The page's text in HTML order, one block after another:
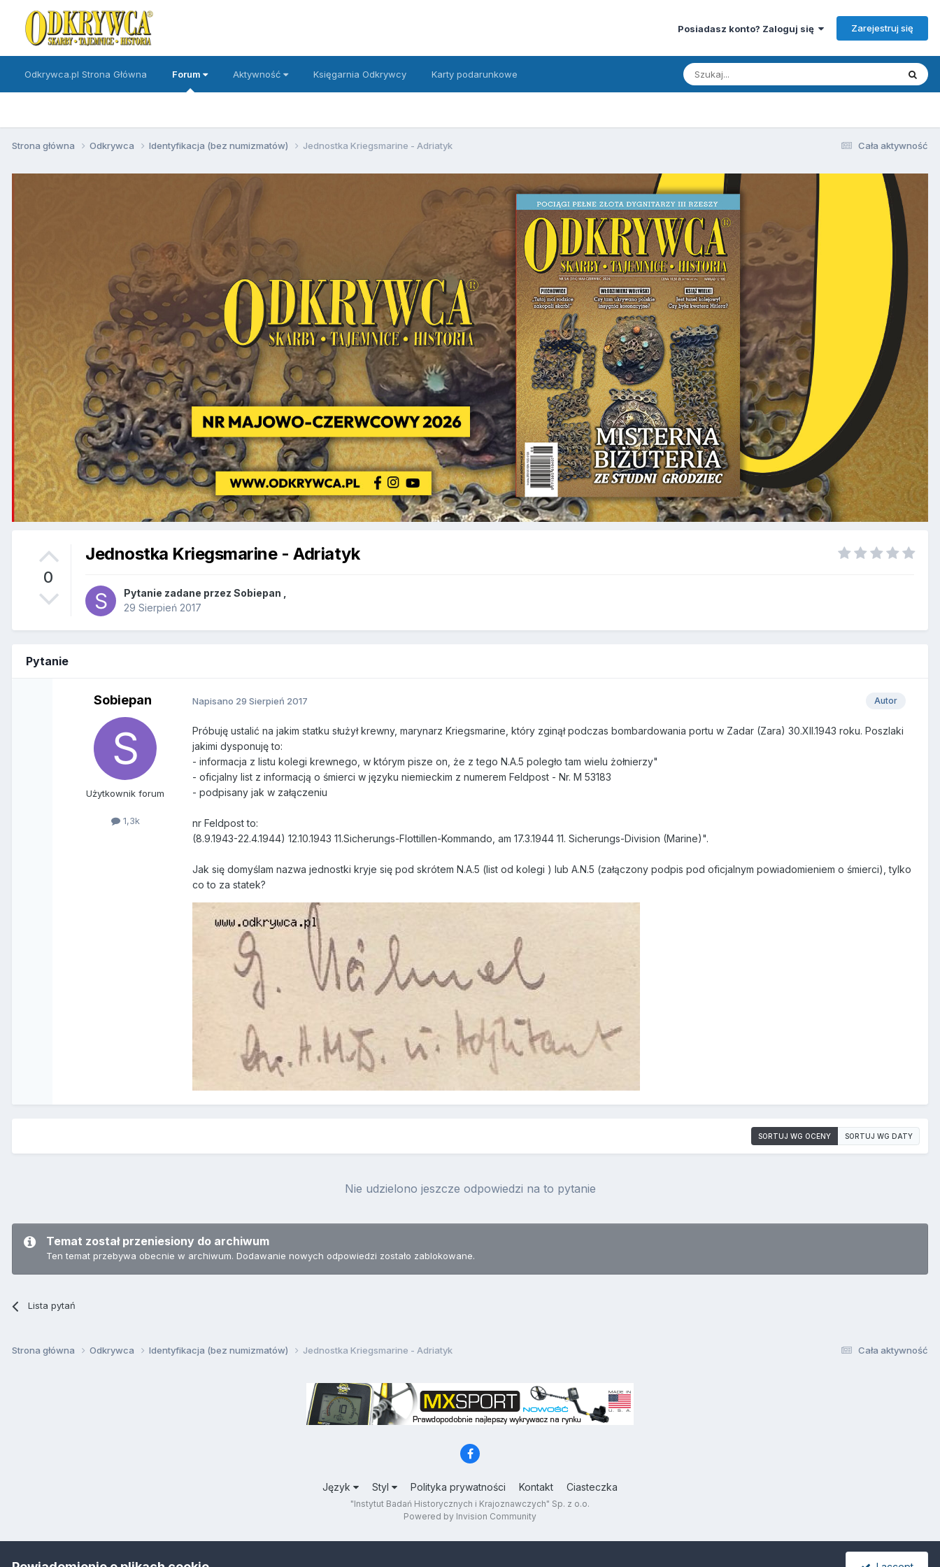
Posiadasz konto? Zaloguj się Zarejestruj się
Odkrywca.pl Strona Główna Forum Aktywność Księgarnia Odkrywcy Karty podarunkowe
Cała aktywność
Strona główna Odkrywca Identyfikacja (bez numizmatów) Jednostka Kriegsmarine - Adriatyk
0
Jednostka Kriegsmarine - Adriatyk
Pytanie zadane przez Sobiepan
29 Sierpień 2017
Pytanie
Sobiepan
Użytkownik forum
1,3k
Autor
Napisano 29 Sierpień 2017
Próbuję ustalić na jakim statku służył krewny, marynarz Kriegsmarine, który zginął podczas bombardowania portu w Zadar (Zara) 30.XII.1943 roku. Poszlaki
jakimi dysponuję to:
- informacja z listu kolegi krewnego, w którym pisze on, że z tego N.A.5 poległo tam wielu żołnierzy"
- oficjalny list z informacją o śmierci w języku niemieckim z numerem Feldpost - Nr. M 53183
- podpisany jak w załączeniu
nr Feldpost to:
(8.9.1943-22.4.1944) 12.10.1943 11.Sicherungs-Flottillen-Kommando, am 17.3.1944 11. Sicherungs-Division (Marine)".
Jak się domyślam nazwa jednostki kryje się pod skrótem N.A.5 (list od kolegi ) lub A.N.5 (załączony podpis pod oficjalnym powiadomieniem o śmierci), tylko
co to za statek?
SORTUJ WG OCENY SORTUJ WG DATY
Nie udzielono jeszcze odpowiedzi na to pytanie
Temat został przeniesiony do archiwum
Ten temat przebywa obecnie w archiwum. Dodawanie nowych odpowiedzi zostało zablokowane.
Lista pytań
Cała aktywność
Strona główna Odkrywca Identyfikacja (bez numizmatów) Jednostka Kriegsmarine - Adriatyk
Język Styl Polityka prywatności Kontakt Ciasteczka
"Instytut Badań Historycznych i Krajoznawczych" Sp. z o.o.
Powered by Invision Community